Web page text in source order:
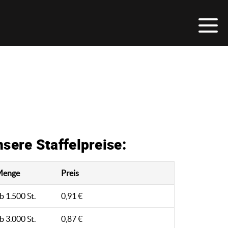
Staffelpreise:
Preis
1.500 St. 0,91 €
3.000 St. 0,87 €